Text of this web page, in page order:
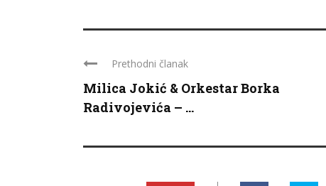
Prethodni članak
Milica Jokić & Orkestar Borka
Radivojevića – ...